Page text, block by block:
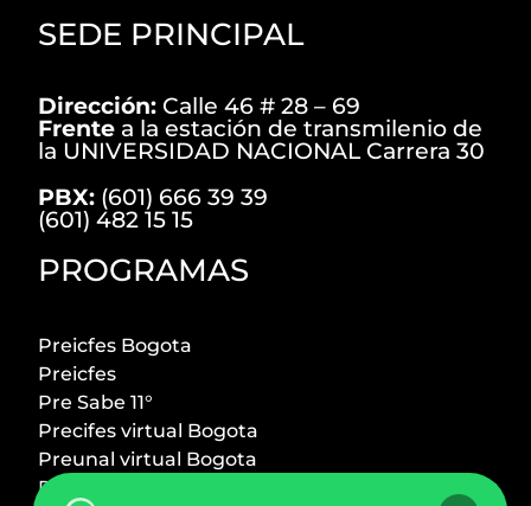
SEDE PRINCIPAL
Dirección: Calle 46 # 28 – 69
Frente a la estación de transmilenio de
la UNIVERSIDAD NACIONAL Carrera 30
PBX: (601) 666 39 39
(601) 482 15 15
PROGRAMAS
Preicfes Bogota
Preicfes
Pre Sabe 11°
Precifes virtual Bogota
Preunal virtual Bogota
Preicfes + Preuniversitario